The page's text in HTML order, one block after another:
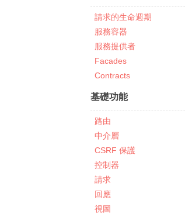
請求的生命週期
服務容器
服務提供者
Facades
Contracts
基礎功能
路由
中介層
CSRF 保護
控制器
請求
回應
視圖